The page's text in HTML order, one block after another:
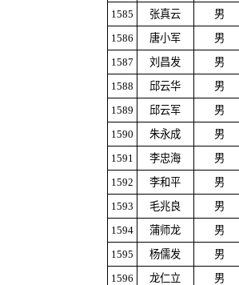
1585
张真云
男
1586
唐小军
男
1587
刘昌发
男
1588
邱云华
男
1589
邱云军
男
1590
朱永成
男
1591
李忠海
男
1592
李和平
男
1593
毛兆良
男
1594
蒲师龙
男
1595
杨儒发
男
1596
龙仁立
男